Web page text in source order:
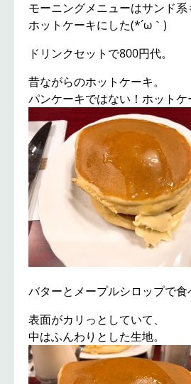
モーニングメニューはサンド系
ホットケーキにした(*´ω｀)
ドリンクセットで800円代。
昔ながらのホットケーキ。
パンケーキではない！ホットケ
バターとメープルシロップで食
表面がカリっとしていて、
中はふんわりとした生地。